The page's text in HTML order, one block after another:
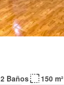
2 Baños
150 m²